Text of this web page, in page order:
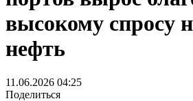
высокому спросу
нефть
11.06.2026 04:25
Поделиться